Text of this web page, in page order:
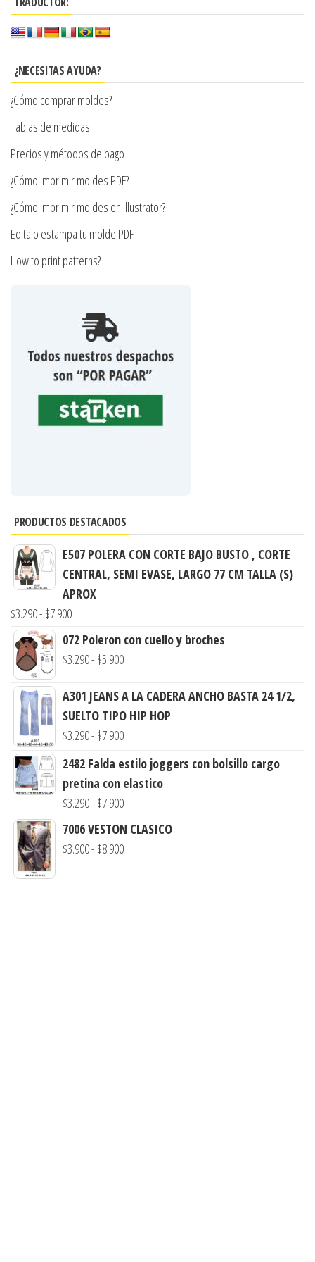
Las
opciones
pueden
elegir
la
página
de
pueden
¿NECESITAS AYUDA?
¿Cómo comprar moldes?
Tablas de medidas
Precios y métodos de pago
¿Cómo imprimir moldes PDF?
¿Cómo imprimir moldes en Illustrator?
Edita o estampa tu molde PDF
How to print patterns?
PRODUCTOS DESTACADOS
E507 POLERA CON CORTE BAJO BUSTO , CORTE
CENTRAL, SEMI EVASE, LARGO 77 CM TALLA (S)
APROX
$3.290- $7.900Rango
de
precios:
$3.290
hasta
$7.900
072 Poleron con cuello y broches
$3.290- $5.900Rango
precios:
desde
$3.290
hasta
$5.900
A301 JEANS A LA CADERA ANCHO BASTA 24 1/2,
SUELTO TIPO HIP HOP
$3.290- $7.900Rango
precios:
desde
hasta
$7.900
2482 Falda estilo joggers con bolsillo cargo
pretina con elastico
$3.290- $7.900Rango
de
precios:
7006 VESTON CLASICO
$3.900- $8.900Rango